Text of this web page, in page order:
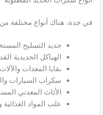
في جدة، هناك أنواع مختلفة
حديد التسليح
الهياكل الحديدية
بقايا المعدات
سكراب السيارات
الأثاث المعدني
علب المواد